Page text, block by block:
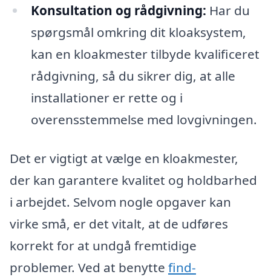
Konsultation og rådgivning: Har du
spørgsmål omkring dit kloaksystem,
kan en kloakmester tilbyde kvalificeret
rådgivning, så du sikrer dig, at alle
installationer er rette og i
overensstemmelse med lovgivningen.
Det er vigtigt at vælge en kloakmester,
der kan garantere kvalitet og holdbarhed
i arbejdet. Selvom nogle opgaver kan
virke små, er det vitalt, at de udføres
korrekt for at undgå fremtidige
problemer. Ved at benytte find-